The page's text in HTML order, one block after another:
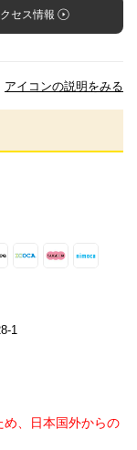
セス情報
アイコンの説明をみる
1
、日本国外からの